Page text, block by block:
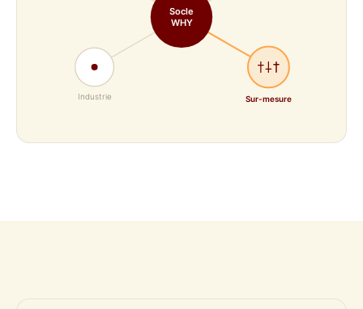
Socle
WHY
Industrie Sur-mesure